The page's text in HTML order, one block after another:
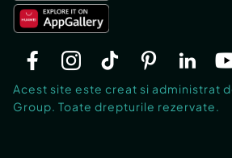
Acest site este creat si administrat
Group. Toate drepturile rezervate.